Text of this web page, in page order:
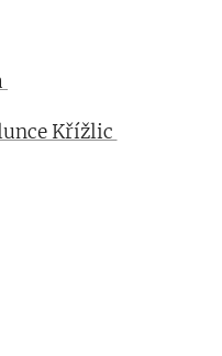
Křížlic